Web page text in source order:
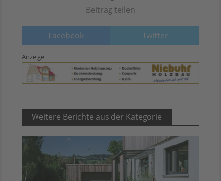
Beitrag teilen
Facebook Twitter
Anzeige
Weitere Berichte aus der Kategorie